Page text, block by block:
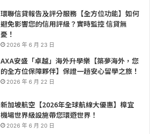
環聯信貸報告及評分服務【全方位功能】如何
避免影響您的信用評級？實時監控 信貸無
憂！
2026 年 6 月 23 日
AXA安盛「卓越」海外升學樂【築夢海外，您
的全方位保障夥伴】保證一趟安心留學之旅！
2026 年 6 月 22 日
新加坡航空【2026年全球航線大優惠】樟宜
機場世界級設施帶您環遊世界！
2026 年 6 月 20 日